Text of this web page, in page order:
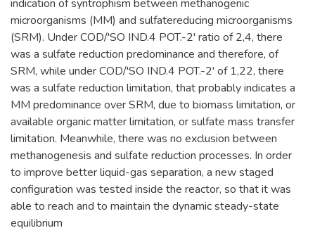
indication of syntrophism between methanogenic
microorganisms (MM) and sulfatereducing microorganisms
(SRM). Under COD/'SO IND.4 POT.-2' ratio of 2,4, there
was a sulfate reduction predominance and therefore, of
SRM, while under COD/'SO IND.4 POT.-2' of 1,22, there
was a sulfate reduction limitation, that probably indicates a
MM predominance over SRM, due to biomass limitation, or
available organic matter limitation, or sulfate mass transfer
limitation. Meanwhile, there was no exclusion between
methanogenesis and sulfate reduction processes. In order
to improve better liquid-gas separation, a new staged
configuration was tested inside the reactor, so that it was
able to reach and to maintain the dynamic steady-state
equilibrium